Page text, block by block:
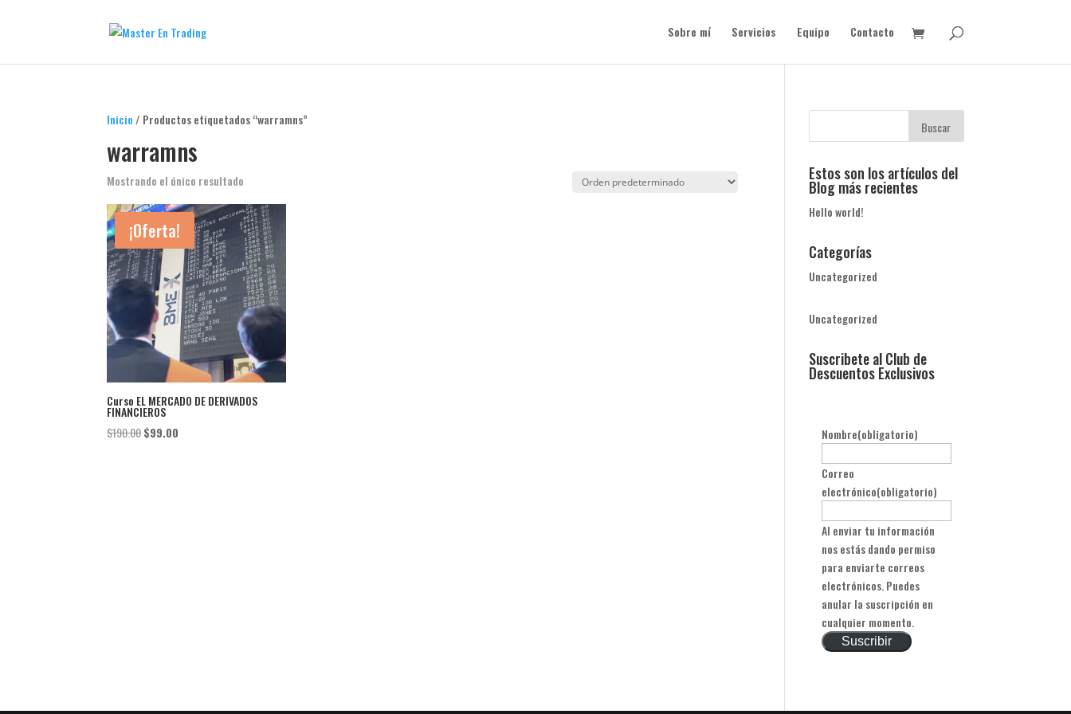
Sobre mí Servicios Equipo Contacto
Inicio / Productos etiquetados “warramns”
warramns
Mostrando el único resultado
¡Oferta!
Curso EL MERCADO DE DERIVADOS
FINANCIEROS
$190.00El
$99.00
Estos son los artículos del
Blog más recientes
Hello world!
Categorías
Uncategorized
Uncategorized
Suscribete al Club de
Descuentos Exclusivos
Nombre(obligatorio)
Correo
electrónico(obligatorio)
Al enviar tu información
nos estás dando permiso
para enviarte correos
electrónicos. Puedes
anular la suscripción en
cualquier momento.
Suscribir